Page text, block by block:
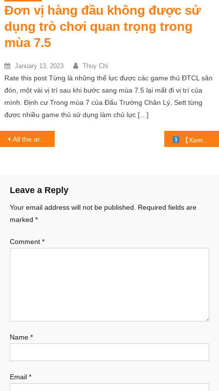
Đơn vị hàng đầu không được sử
dụng trò chơi quan trọng trong
mùa 7.5
January 13, 2023 Thuy Chi
Rate this post Từng là những thế lực được các game thủ ĐTCL săn
đón, một vài vị trí sau khi bước sang mùa 7.5 lại mất đi vị trí của
mình. Định cư Trong mùa 7 của Đấu Trường Chân Lý, Sett từng
được nhiều game thủ sử dụng làm chủ lực […]
Post
All the area which Kratos and Atreus chưa khám phá 【Xem Miệng Khi Nói Chuyện Với 2X. #shorts #drdisosystem】 ™
Leave a Reply
Your email address will not be published.
Required fields are
marked *
Comment *
Name *
Email *